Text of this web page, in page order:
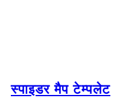
स्पाइडर मैप टेम्पलेट